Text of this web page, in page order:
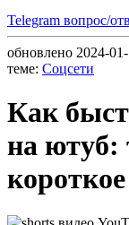
Telegram вопрос/
обновлено 2024-
теме: Cоцсети
Как
на ютуб: